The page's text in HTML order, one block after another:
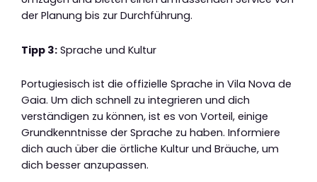
der Planung bis zur Durchführung.
Tipp 3: Sprache und Kultur
Portugiesisch ist die offizielle Sprache in Vila Nova de
Gaia. Um dich schnell zu integrieren und dich
verständigen zu können, ist es von Vorteil, einige
Grundkenntnisse der Sprache zu haben. Informiere
dich auch über die örtliche Kultur und Bräuche, um
dich besser anzupassen.